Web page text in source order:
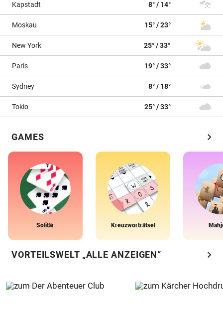
Kapstadt 8° / 14°
Moskau 15° / 23°
New York 25° / 33°
Paris 19° / 33°
Sydney 8° / 18°
Tokio 25° / 33°
GAMES chevron_right
Solitär Kreuzworträtsel
VORTEILSWELT „ALLE ANZEIGEN“ chevron_right